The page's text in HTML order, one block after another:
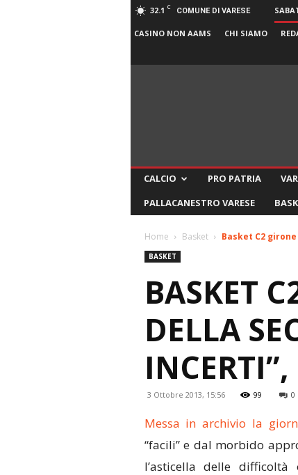
32.1 C COMUNE DI VARESE
CASINO NON AAMS CHI SIAMO
CALCIO PRO PATRIA
PALLACANESTRO VARESE
Home Basket Basket C2
BASKET
BASKET
DELLA
3 Ottobre 2013, 15:56 99 0
Messa in archivio la
“facili” e dal morbido
l’asticella delle